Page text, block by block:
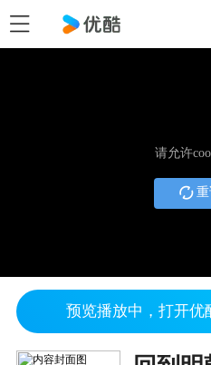
请允许
预览播放中，打开优